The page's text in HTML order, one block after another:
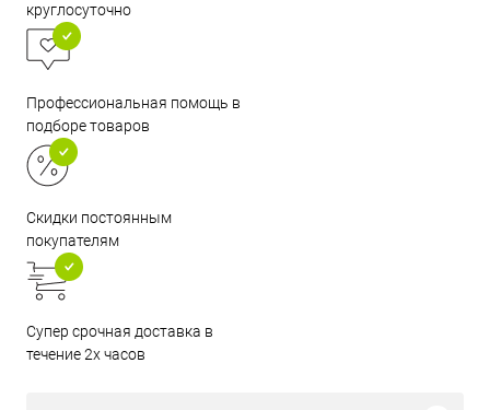
круглосуточно
Профессиональная помощь в
подборе товаров
Скидки постоянным
покупателям
Супер срочная доставка в
течение 2х часов